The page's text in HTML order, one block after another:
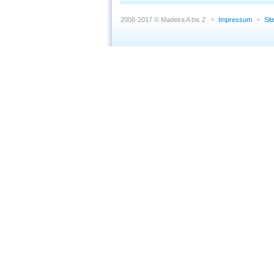
2008-2017 © Madeira A bis Z Impressum